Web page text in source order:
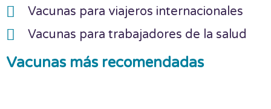
Vacunas para viajeros internacionales
Vacunas para trabajadores de la salud
Vacunas más recomendadas